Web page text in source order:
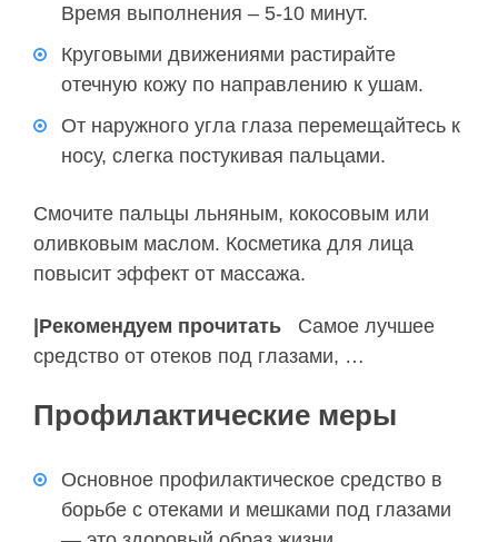
Время выполнения – 5-10 минут.
Круговыми движениями растирайте
отечную кожу по направлению к ушам.
От наружного угла глаза перемещайтесь к
носу, слегка постукивая пальцами.
Смочите пальцы льняным, кокосовым или
оливковым маслом. Косметика для лица
повысит эффект от массажа.
|Рекомендуем прочитать Самое лучшее
средство от отеков под глазами, …
Профилактические меры
Основное профилактическое средство в
борьбе с отеками и мешками под глазами